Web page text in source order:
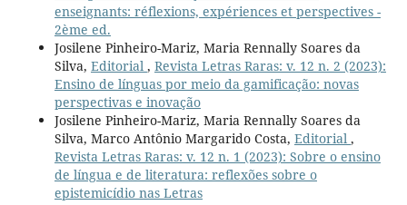
enseignants: réflexions, expériences et perspectives -
2ème ed.
Josilene Pinheiro-Mariz, Maria Rennally Soares da
Silva, Editorial , Revista Letras Raras: v. 12 n. 2 (2023):
Ensino de línguas por meio da gamificação: novas
perspectivas e inovação
Josilene Pinheiro-Mariz, Maria Rennally Soares da
Silva, Marco Antônio Margarido Costa, Editorial ,
Revista Letras Raras: v. 12 n. 1 (2023): Sobre o ensino
de língua e de literatura: reflexões sobre o
epistemicídio nas Letras